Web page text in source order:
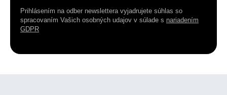
Prihlásením na odber newslettera vyjadrujete súhlas so
spracovaním Vašich osobných udajov v súlade s nariadením
GDPR